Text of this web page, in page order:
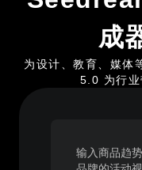
成
为设计、教育、媒体
5.0 为行业
输入商品趋